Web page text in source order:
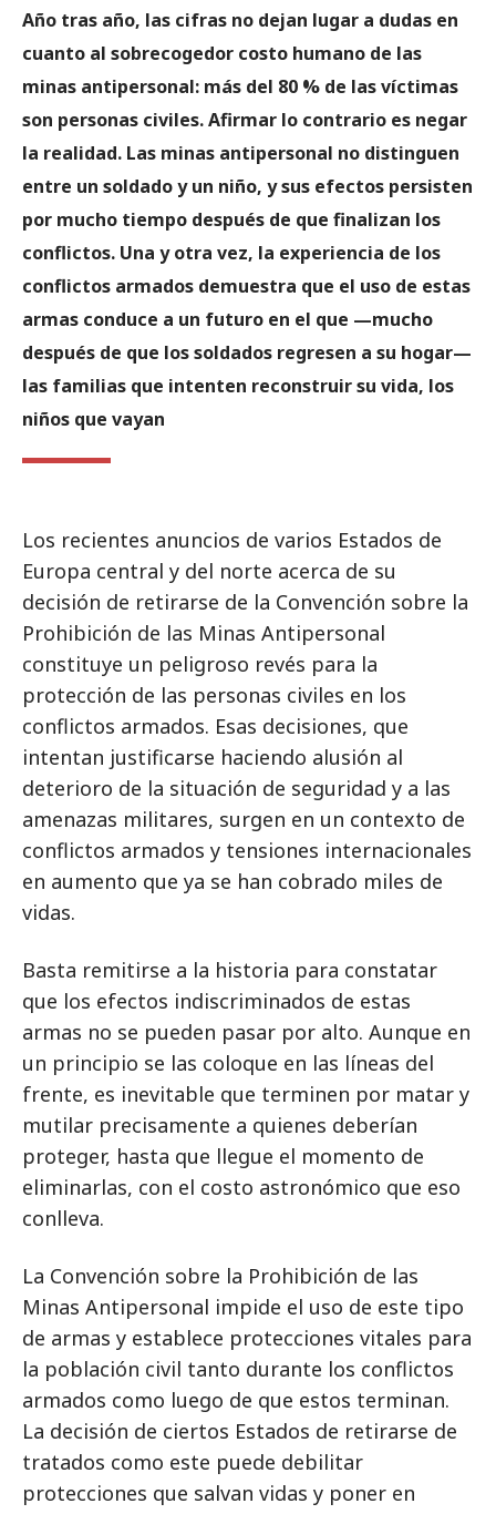
Año tras año, las cifras no dejan lugar a dudas en
cuanto al sobrecogedor costo humano de las
minas antipersonal: más del 80 % de las víctimas
son personas civiles. Afirmar lo contrario es negar
la realidad. Las minas antipersonal no distinguen
entre un soldado y un niño, y sus efectos persisten
por mucho tiempo después de que finalizan los
conflictos. Una y otra vez, la experiencia de los
conflictos armados demuestra que el uso de estas
armas conduce a un futuro en el que —mucho
después de que los soldados regresen a su hogar—
las familias que intenten reconstruir su vida, los
niños que vayan
Los recientes anuncios de varios Estados de
Europa central y del norte acerca de su
decisión de retirarse de la Convención sobre la
Prohibición de las Minas Antipersonal
constituye un peligroso revés para la
protección de las personas civiles en los
conflictos armados. Esas decisiones, que
intentan justificarse haciendo alusión al
deterioro de la situación de seguridad y a las
amenazas militares, surgen en un contexto de
conflictos armados y tensiones internacionales
en aumento que ya se han cobrado miles de
vidas.
Basta remitirse a la historia para constatar
que los efectos indiscriminados de estas
armas no se pueden pasar por alto. Aunque en
un principio se las coloque en las líneas del
frente, es inevitable que terminen por matar y
mutilar precisamente a quienes deberían
proteger, hasta que llegue el momento de
eliminarlas, con el costo astronómico que eso
conlleva.
La Convención sobre la Prohibición de las
Minas Antipersonal impide el uso de este tipo
de armas y establece protecciones vitales para
la población civil tanto durante los conflictos
armados como luego de que estos terminan.
La decisión de ciertos Estados de retirarse de
tratados como este puede debilitar
protecciones que salvan vidas y poner en